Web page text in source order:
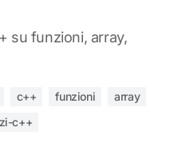
su funzioni, array,
c++ funzioni
array
c++